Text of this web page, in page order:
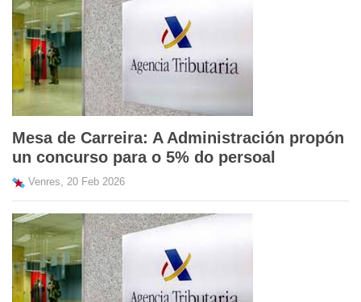
Mesa de Carreira: A Administración propón
un concurso para o 5% do persoal
Venres, 20 Feb 2026